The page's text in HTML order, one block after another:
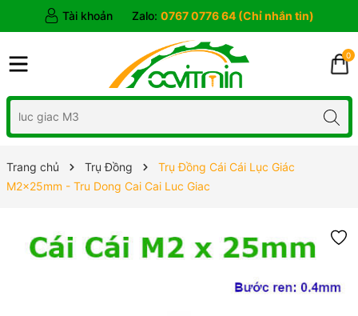
Tài khoản Zalo: 0767 0776 64 (Chỉ nhắn tin)
0
Trang chủ Trụ Đồng
Trụ Đồng Cái Cái Lục Giác
M2x25mm - Tru Dong Cai Cai Luc Giac